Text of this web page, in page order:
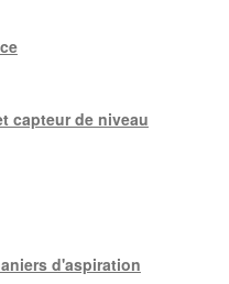
capteur de niveau
d'aspiration